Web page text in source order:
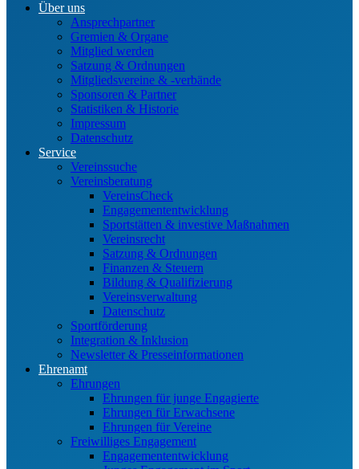
Über uns
Ansprechpartner
Gremien & Organe
Mitglied werden
Satzung & Ordnungen
Mitgliedsvereine & -verbände
Sponsoren & Partner
Statistiken & Historie
Impressum
Datenschutz
Service
Vereinssuche
Vereinsberatung
VereinsCheck
Engagemententwicklung
Sportstätten & investive Maßnahmen
Vereinsrecht
Satzung & Ordnungen
Finanzen & Steuern
Bildung & Qualifizierung
Vereinsverwaltung
Datenschutz
Sportförderung
Integration & Inklusion
Newsletter & Presseinformationen
Ehrenamt
Ehrungen
Ehrungen für junge Engagierte
Ehrungen für Erwachsene
Ehrungen für Vereine
Freiwilliges Engagement
Engagemententwicklung